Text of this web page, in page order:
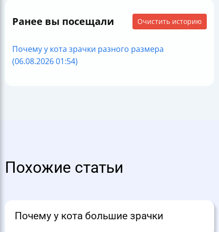
Ранее вы посещали Очистить историю
Почему у кота зрачки разного размера
(06.08.2026 01:54)
Похожие статьи
Почему у кота большие зрачки